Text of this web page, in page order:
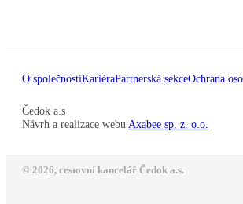
O společnostiKariéraPartnerská sekceOchrana
Čedok a.s
Návrh a realizace webu Axabee sp. z. o.o.
© 2026, cestovní kancelář Čedok a.s.